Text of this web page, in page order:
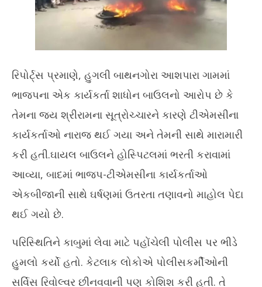
રિપોર્ટ્સ પ્રમાણે, હુગલી બાથનગોરા આશપારા ગામમાં
ભાજપના એક કાર્યકર્તા શાધોન બાઉલનો આરોપ છે કે
તેમના જય શ્રીરામના સૂત્રોચ્ચારને કારણે ટીએમસીના
કાર્યકર્તાઓ નારાજ થઈ ગયા અને તેમની સાથે મારામારી
કરી હતી.ઘાયલ બાઉલને હોસ્પિટલમાં ભરતી કરાવામાં
આવ્યા, બાદમાં ભાજપ-ટીએમસીના કાર્યકર્તાઓ
એકબીજાની સાથે ઘર્ષણમાં ઉતરતા તણાવનો માહોલ પેદા
થઈ ગયો છે.
પરિસ્થિતિને કાબુમાં લેવા માટે પહોંચેલી પોલીસ પર ભીડે
હુમલો કર્યો હતો. કેટલાક લોકોએ પોલીસકર્મીઓની
સર્વિસ રિવોલ્વર છીનવવાની પણ કોશિશ કરી હતી. તે